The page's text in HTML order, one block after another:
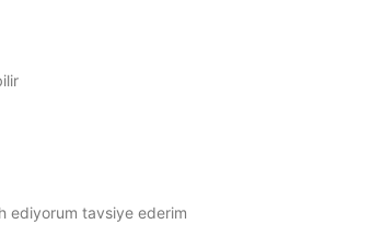
ediyorum tavsiye ederim